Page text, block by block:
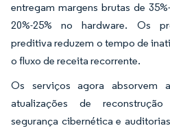
entregam margens brutas de
20%-25% no hardware. Os
preditiva reduzem o tempo de
o fluxo de receita recorrente.
Os serviços agora absorvem
atualizações de
segurança cibernética e